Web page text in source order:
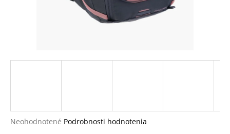
Priemerné
Neohodnotené Podrobnosti hodnotenia